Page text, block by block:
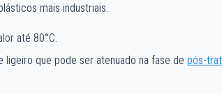
mais industriais.
até 80°C.
que pode ser atenuado na fase de pós-